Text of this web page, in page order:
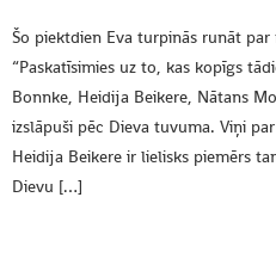
Šo piektdien Eva turpinās runāt
“Paskatīsimies uz to, kas kopīgs
Bonnke, Heidija Beikere, Nātans
izslāpuši pēc Dieva tuvuma. Viņi
Heidija Beikere ir lielisks piemērs
Dievu […]